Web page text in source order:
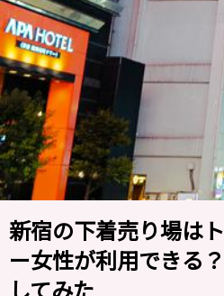
新宿の下着売り場は
ー女性が利用できる
してみた